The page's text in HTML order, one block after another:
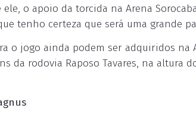
o apoio da torcida na Arena
tenho certeza que será uma grande
o jogo ainda podem ser adquiridos na
da rodovia Raposo Tavares, na altura